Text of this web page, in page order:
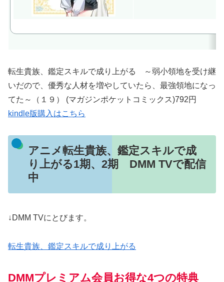
転生貴族、鑑定スキルで成り上がる ～弱小領地を受け継
いだので、優秀な人材を増やしていたら、最強領地になっ
てた～（１９） (マガジンポケットコミックス)792円
kindle版購入はこちら
アニメ転生貴族、鑑定スキルで成
り上がる1期、2期 DMM TVで配信
中
↓DMM TVにとびます。
転生貴族、鑑定スキルで成り上がる
DMMプレミアム会員お得な4つの特典